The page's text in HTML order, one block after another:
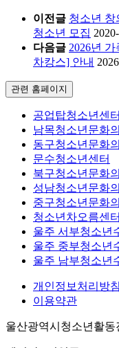
이전글 청소년 창
청소년 모집
다음글 2026년
차캉스] 안내
관련 홈페이지
공업탑청소년센터
남목청소년문화
동구청소년문화
문수청소년센터
북구청소년문화
성남청소년문화
중구청소년문화
청소년차오름센터
울주 서부청소년
울주 중부청소년
울주 남부청소년
개인정보처리방침
이용약관
울산광역시청소년활동